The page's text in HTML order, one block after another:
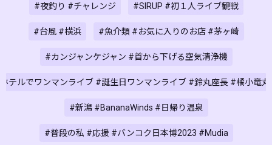
#夜釣り #チャレンジ #SIRUP #初１人ライブ観戦
#台風 #横浜 #魚介類 #お気に入りのお店 #茅ヶ崎
#カンジャンケジャン #首から下げる空気清浄機
テルでワンマンライブ #誕生日ワンマンライブ #鈴丸座長 #橘小竜丸
#新潟 #BananaWinds #日帰り温泉
#普段の私 #応援 #バンコク日本博2023 #Mudia